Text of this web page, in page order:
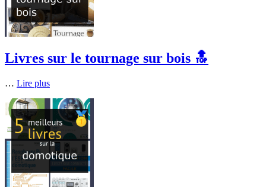
Livres sur le tournage sur bois 🔝
… Lire plus